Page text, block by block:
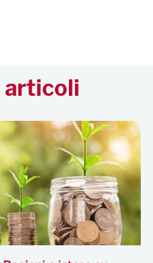
articoli